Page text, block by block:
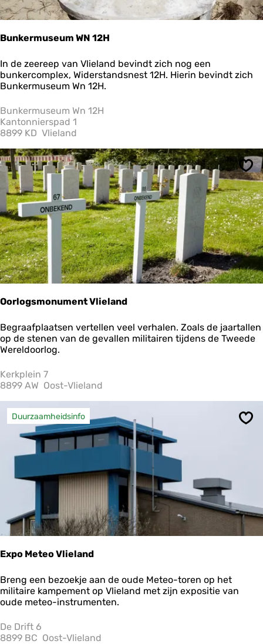
i
j
lBunkermuseum WN 12H
B
u
n
e
r
m
s
e
u
W
N
1
2
H
In de zeereep van Vlieland bevindt zich nog een
bunkercomplex, Widerstandsnest 12H. Hierin bevindt zich
Bunkermuseum Wn 12H.
Bunkermuseum Wn 12H
Kantonnierspad 1
8899 KD Vlieland
Oorlogsmonument Vlieland
O
o
r
o
g
m
l
a
n
Begraafplaatsen vertellen veel verhalen. Zoals de jaartallen
op de stenen van de gevallen militairen tijdens de Tweede
Wereldoorlog.
Kerkplein 7
8899 AW Oost-Vlieland
Expo Meteo Vlieland
E
x
p
M
e
Duurzaamheidsinfo
Breng een bezoekje aan de oude Meteo-toren op het
militaire kampement op Vlieland met zijn expositie van
oude meteo-instrumenten.
De Drift 6
8899 BC Oost-Vlieland